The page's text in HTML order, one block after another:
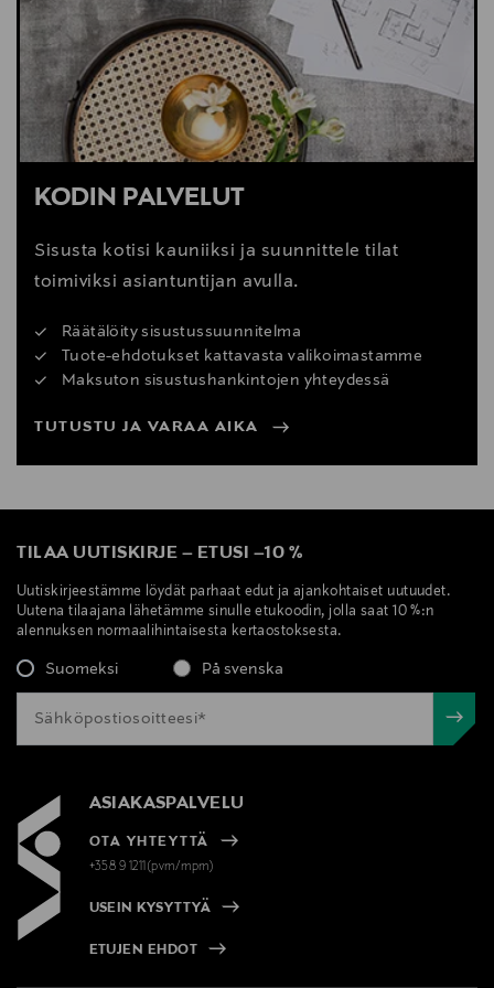
woodnotes@woodnotes.fi
KODIN PALVELUT
Sisusta kotisi kauniiksi ja suunnittele tilat
toimiviksi asiantuntijan avulla.
Räätälöity sisustussuunnitelma
Tuote-ehdotukset kattavasta valikoimastamme
Maksuton sisustushankintojen yhteydessä
TUTUSTU JA VARAA AIKA
TILAA UUTISKIRJE – ETUSI –10 %
Uutiskirjeestämme löydät parhaat edut ja ajankohtaiset uutuudet.
Uutena tilaajana lähetämme sinulle etukoodin, jolla saat 10 %:n
alennuksen normaalihintaisesta kertaostoksesta.
Suomeksi På svenska
ASIAKASPALVELU
OTA YHTEYTTÄ
+358 9 1211(pvm/mpm)
USEIN KYSYTTYÄ
ETUJEN EHDOT